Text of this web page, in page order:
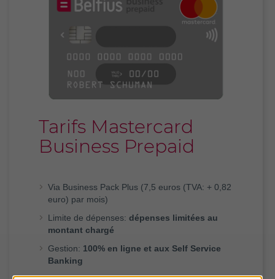
Tarifs Mastercard
Business Prepaid
Via Business Pack Plus (7,5 euros (TVA: + 0,82
euro) par mois)
Limite de dépenses: dépenses limitées au
montant chargé
Gestion: 100% en ligne et aux Self Service
Banking